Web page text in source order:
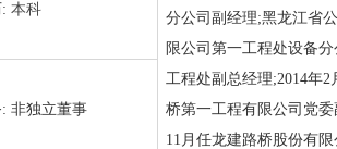
本科
分公司副经理;黑龙江省
限公司第一工程处设备
工程处副总经理;2014年
桥第一工程有限公司党
11月任龙建路桥股份有
非独立董事